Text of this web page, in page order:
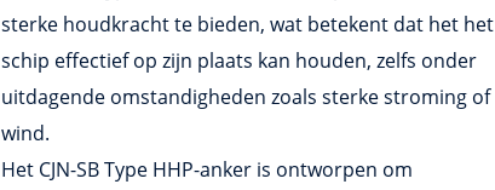
sterke houdkracht te bieden, wat betekent dat het het
schip effectief op zijn plaats kan houden, zelfs onder
uitdagende omstandigheden zoals sterke stroming of
wind.
Het CJN-SB Type HHP-anker is ontworpen om